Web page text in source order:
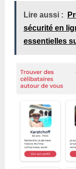
Lire aussi :
sécurité en
essentielles